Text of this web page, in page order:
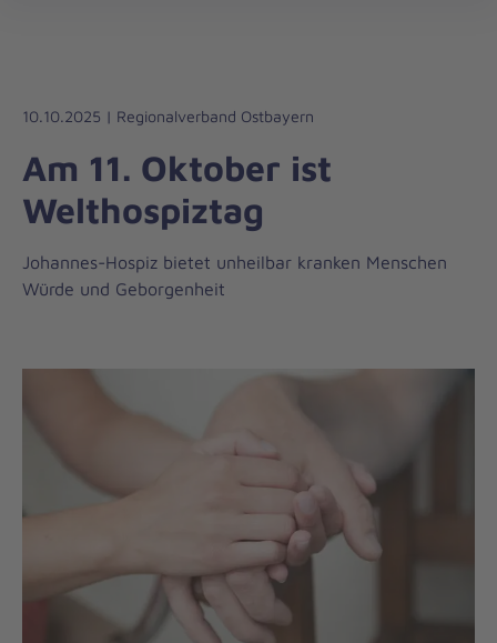
Liebe
Leben
10.10.2025 | Regionalverband Ostbayern
Am 11. Oktober ist
Welthospiztag
Johannes-Hospiz bietet unheilbar kranken Menschen
Würde und Geborgenheit